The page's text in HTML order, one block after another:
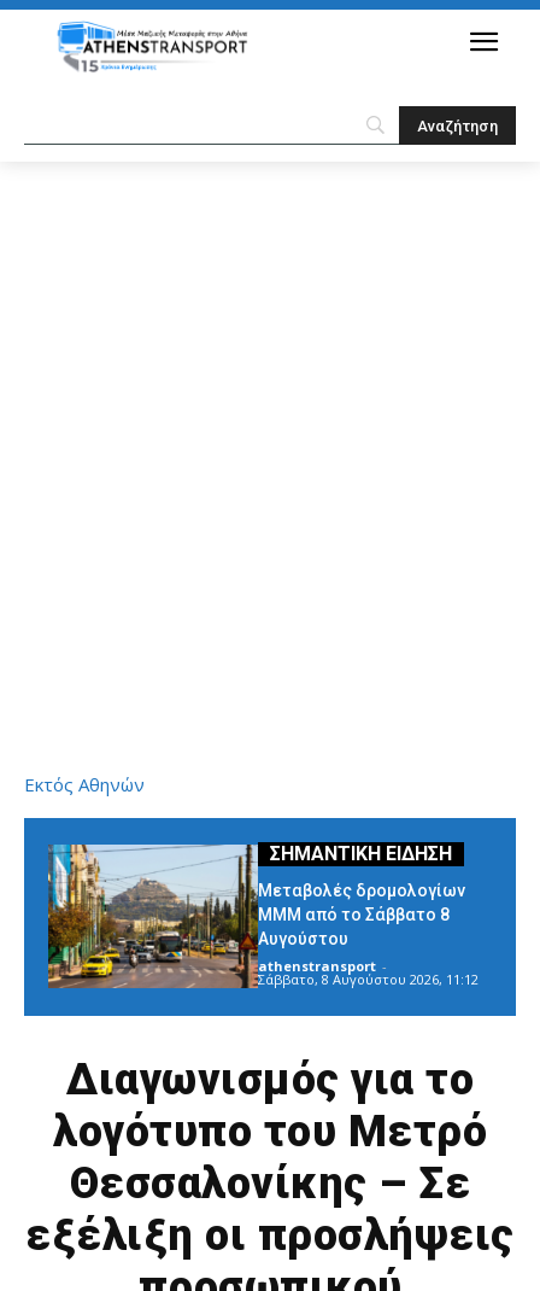
Εκτός Αθηνών
Μεταβολές δρομολογίων
ΜΜΜ από το Σάββατο 8
Αυγούστου
athenstransport -
Σάββατο, 8 Αυγούστου 2026, 11:12
Διαγωνισμός για το
λογότυπο του Μετρό
Θεσσαλονίκης – Σε
εξέλιξη οι προσλήψεις